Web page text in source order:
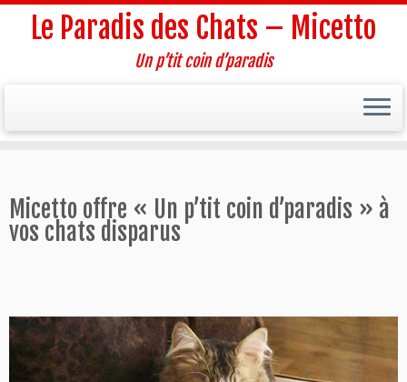
contenu
Le Paradis des Chats – Micetto
Un p’tit coin d’paradis
Micetto offre « Un p’tit coin d’paradis » à
vos chats disparus